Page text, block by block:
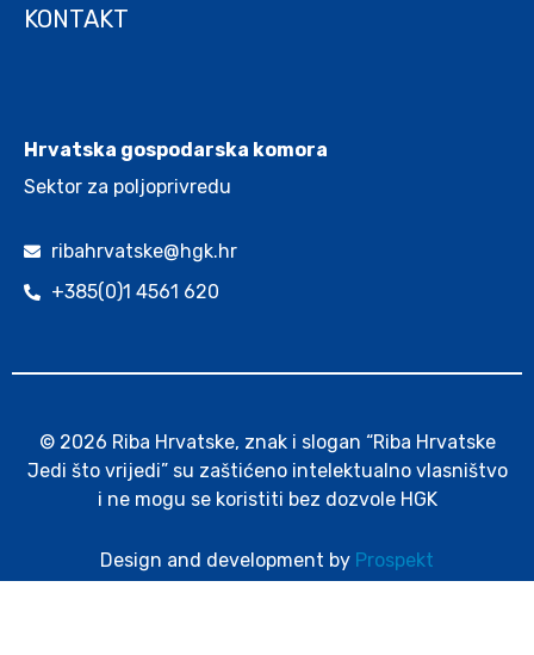
KONTAKT
Hrvatska gospodarska komora
Sektor za poljoprivredu
ribahrvatske@hgk.hr
+385(0)1 4561 620
© 2026 Riba Hrvatske, znak i slogan “Riba Hrvatske
Jedi što vrijedi” su zaštićeno intelektualno vlasništvo
i ne mogu se koristiti bez dozvole HGK
Design and development by Prospekt